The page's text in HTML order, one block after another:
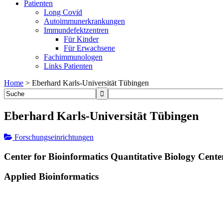
Patienten
Long Covid
Autoimmunerkrankungen
Immundefektzentren
Für Kinder
Für Erwachsene
Fachimmunologen
Links Patienten
Home > Eberhard Karls-Universität Tübingen
Eberhard Karls-Universität Tübingen
Forschungseinrichtungen
Center for Bioinformatics Quantitative Biology
Applied Bioinformatics